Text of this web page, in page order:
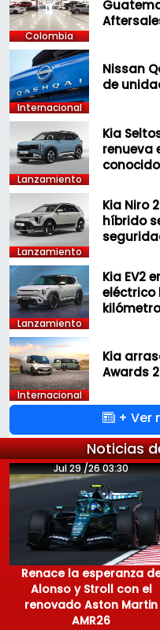
Colombia
Internacional
Nissan
de
Lanzamiento
Kia
renueva
Lanzamiento
Kia Niro
híbrido
Lanzamiento
Kia EV2
eléctrico
Internacional
Kia
Awards
+ Ver
Noticias
Jul 29 /26 03:30
Renace la esperanza
Alonso y Stroll con el
renovado Aston Martin
AMR26